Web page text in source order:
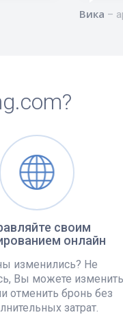
Вика
своим
онлайн
изменились? Не
Вы можете изменить
отменить бронь без
затрат.